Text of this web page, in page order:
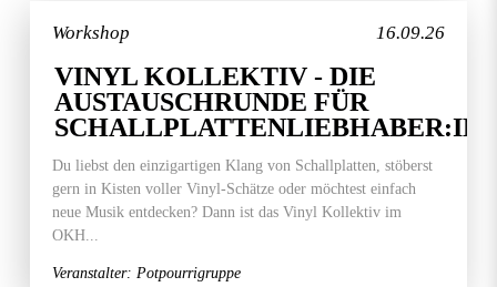
16.09.26
Workshop
VINYL KOLLEKTIV - DIE
AUSTAUSCHRUNDE FÜR
Du liebst den einzigartigen Klang von Schallplatten, stöberst
gern in Kisten voller Vinyl-Schätze oder möchtest einfach
neue Musik entdecken? Dann ist das Vinyl Kollektiv im
OKH...
Veranstalter: Potpourrigruppe